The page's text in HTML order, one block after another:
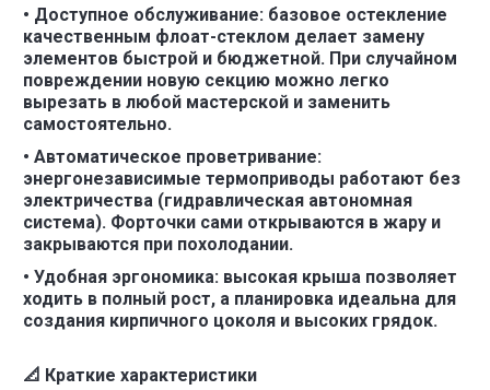
• Доступное обслуживание: базовое остекление
качественным флоат-стеклом делает замену
элементов быстрой и бюджетной. При случайном
повреждении новую секцию можно легко
вырезать в любой мастерской и заменить
самостоятельно.
• Автоматическое проветривание:
энергонезависимые термоприводы работают без
электричества (гидравлическая автономная
система). Форточки сами открываются в жару и
закрываются при похолодании.
• Удобная эргономика: высокая крыша позволяет
ходить в полный рост, а планировка идеальна для
создания кирпичного цоколя и высоких грядок.
📐 Краткие характеристики